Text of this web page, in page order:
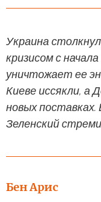
Украина
кризисом с
уничтожает ее
Киеве иссякли, а
новых
Зеленский
Бен Арис